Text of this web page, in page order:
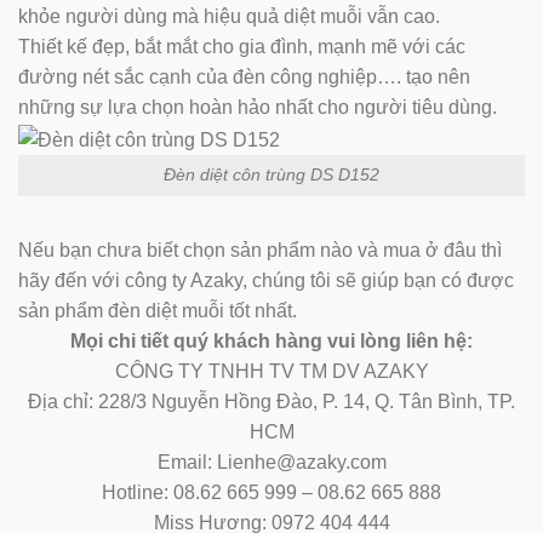
khỏe người dùng mà hiệu quả diệt muỗi vẫn cao.
Thiết kế đẹp, bắt mắt cho gia đình, mạnh mẽ với các
đường nét sắc cạnh của đèn công nghiệp…. tạo nên
những sự lựa chọn hoàn hảo nhất cho người tiêu dùng.
Đèn diệt côn trùng DS D152
Nếu bạn chưa biết chọn sản phẩm nào và mua ở đâu thì
hãy đến với công ty Azaky, chúng tôi sẽ giúp bạn có được
sản phẩm đèn diệt muỗi tốt nhất.
Mọi chi tiết quý khách hàng vui lòng liên hệ:
CÔNG TY TNHH TV TM DV AZAKY
Địa chỉ: 228/3 Nguyễn Hồng Đào, P. 14, Q. Tân Bình, TP.
HCM
Email: Lienhe@azaky.com
Hotline: 08.62 665 999 – 08.62 665 888
Miss Hương: 0972 404 444